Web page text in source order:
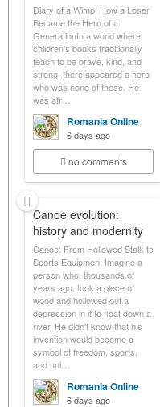
Diary of a Wimp: How a Loser
Became the Hero of a
GenerationIn a world where
children's books traditionally
teach to be brave, kind, and
strong, there appeared a hero
who was none of these. He
was afr…
Romania Online
6 days ago
no comments
Canoe evolution:
history and modernity
Canoe: From Hollowed Stalk to
Sports Equipment Imagine a
person who, thousands of
years ago, took a piece of
wood and hollowed out a
depression in it to float down a
river. He didn't know that his
invention would become a
symbol of freedom, sports,
and uni…
Romania Online
6 days ago